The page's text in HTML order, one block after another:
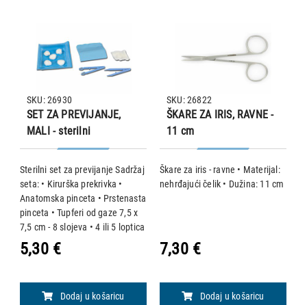
SET ZA PREVIJANJE,
MALI - sterilni
Sterilni set za previjanje Sadržaj
seta: • Kirurška prekrivka •
Anatomska pinceta • Prstenasta
pinceta • Tupferi od gaze 7,5 x
7,5 cm - 8 slojeva • 4 ili 5 loptica
od gaze
SKU: 26930
5,30 €
Dodaj u košaricu
ŠKARE ZA IRIS, RAVNE -
11 cm
Škare za iris - ravne • Materijal:
nehrđajući čelik • Dužina: 11 cm
SKU: 26822
7,30 €
Dodaj u košaricu